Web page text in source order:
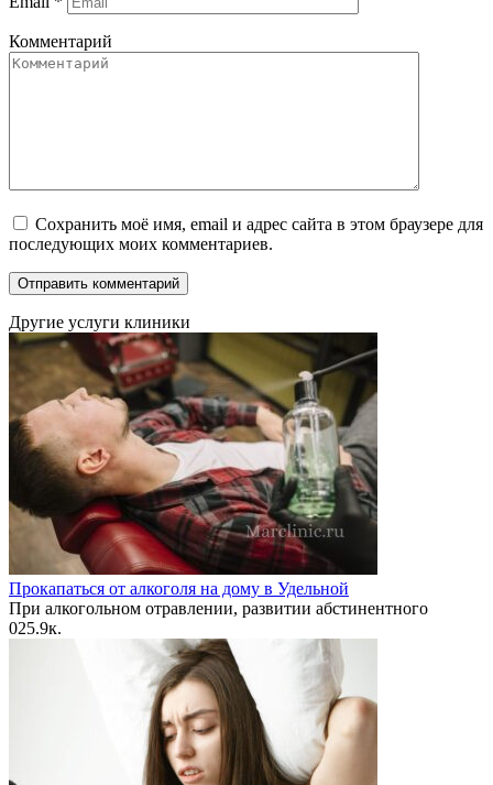
Комментарий
Сохранить моё имя, email и адрес сайта в этом браузере для
последующих моих комментариев.
Другие услуги клиники
Прокапаться от алкоголя на дому в Удельной
При алкогольном отравлении, развитии абстинентного
025.9к.